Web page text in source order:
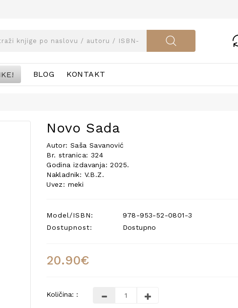
BLOG KONTAKT
Novo Sada
Autor: Saša Savanović
Br. stranica: 324
Godina izdavanja: 2025.
Nakladnik: V.B.Z.
Uvez: meki
Model/ISBN:
978-953-52-0801-3
Dostupnost:
Dostupno
20.90€
Količina: :